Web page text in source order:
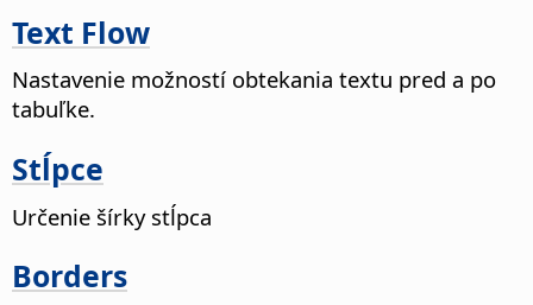
Text Flow
Nastavenie možností obtekania textu pred a po
tabuľke.
Stĺpce
Určenie šírky stĺpca
Borders